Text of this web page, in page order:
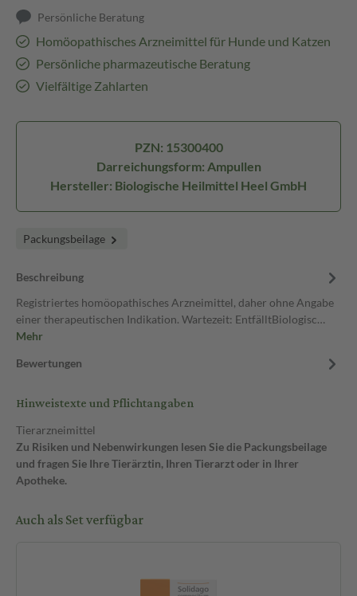
Persönliche Beratung
Homöopathisches Arzneimittel für Hunde und Katzen
Persönliche pharmazeutische Beratung
Vielfältige Zahlarten
PZN: 15300400
Darreichungsform: Ampullen
Hersteller: Biologische Heilmittel Heel GmbH
Packungsbeilage
Beschreibung
Registriertes homöopathisches Arzneimittel, daher ohne Angabe
einer therapeutischen Indikation. Wartezeit: EntfälltBiologisc…
Mehr
Bewertungen
Hinweistexte und Pflichtangaben
Tierarzneimittel
Zu Risiken und Nebenwirkungen lesen Sie die Packungsbeilage
und fragen Sie Ihre Tierärztin, Ihren Tierarzt oder in Ihrer
Apotheke.
Auch als Set verfügbar